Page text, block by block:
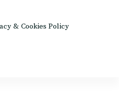
& Cookies Policy